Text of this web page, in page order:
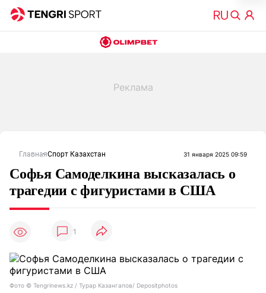
ГлавнаяСпорт Казахстан 31 января 2025 09:59
Софья Самоделкина высказалась о
трагедии с фигуристами в США
1
Фото ©️ Tengrinews.kz / Турар Казангапов/ Depositphotos